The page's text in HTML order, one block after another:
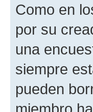
Como en
por su
una
siempre
pueden
miembro